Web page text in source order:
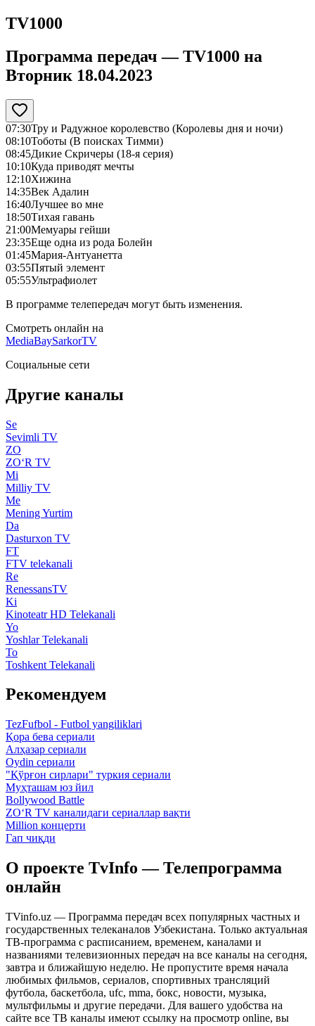
TV1000
Программа передач —TV1000 на
Вторник 18.04.2023
07:30Тру и Радужное королевство (Королевы дня и ночи)
08:10Тоботы (В поисках Тимми)
08:45Дикие Скричеры (18-я серия)
10:10Куда приводят мечты
12:10Хижина
14:35Век Адалин
16:40Лучшее во мне
18:50Тихая гавань
21:00Мемуары гейши
23:35Еще одна из рода Болейн
01:45Мария-Антуанетта
03:55Пятый элемент
05:55Ультрафиолет
В программе телепередач могут быть изменения.
Смотреть онлайн на
MediaBaySarkorTV
Социальные сети
Другие каналы
Se
Sevimli TV
ZO
ZO‘R TV
Mi
Milliy TV
Me
Mening Yurtim
Da
Dasturxon TV
FT
FTV telekanali
Re
RenessansTV
Ki
Kinoteatr HD Telekanali
Yo
Yoshlar Telekanali
To
Toshkent Telekanali
Рекомендуем
TezFufbol - Futbol yangiliklari
Қора бева сериали
Алҳазар сериали
Oydin сериали
"Қўрғон сирлари" туркия сериали
Муҳташам юз йил
Bollywood Battle
ZO‘R TV каналидаги сериаллар вақти
Million концерти
Гап чиқди
О проекте TvInfo — Телепрограмма
онлайн
TVinfo.uz — Программа передач всех популярных частных и
государственных телеканалов Узбекистана. Только актуальная
ТВ-программа с расписанием, временем, каналами и
названиями телевизионных передач на все каналы на сегодня,
завтра и ближайшую неделю. Не пропустите время начала
любимых фильмов, сериалов, спортивных трансляций
футбола, баскетбола, ufc, mma, бокс, новости, музыка,
мультфильмы и другие передачи. Для вашего удобства на
сайте все ТВ каналы имеют ссылку на просмотр online, вы